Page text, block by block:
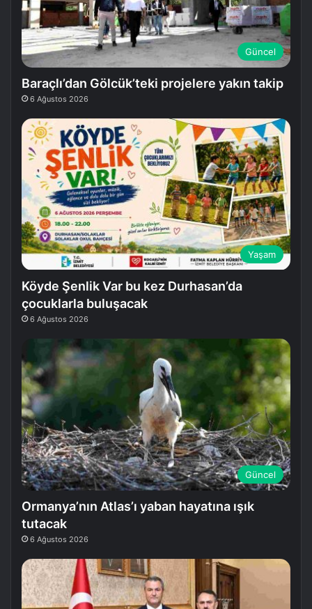
Güncel
Baraçlı’dan Gölcük’teki projelere yakın takip
6 Ağustos 2026
Yaşam
Köyde Şenlik Var bu kez Durhasan’da
çocuklarla buluşacak
6 Ağustos 2026
Güncel
Ormanya’nın Atlas’ı yaban hayatına ışık
tutacak
6 Ağustos 2026